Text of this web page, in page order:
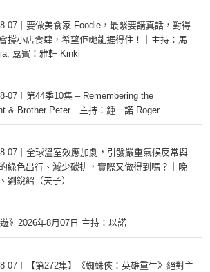
07｜要做美食家 Foodie，最緊要講真話，對得
撐小店食肆，希望佢哋能捱得住！｜主持：馬
嘉賓：雅軒 Kinki
07︱第44季10集 – Remembering the
& Brother Peter︱主持：鍾一諾 Roger
07｜全球溫室效應加劇，引發嚴重氣候反常與
綠色出行、減少碳排，實際又做得到嗎？｜晚
劉銳紹（夫子）
》2026年8月07日 主持：以諾
07︱【第272集】《蜘蛛俠：英雄重生》絕對主